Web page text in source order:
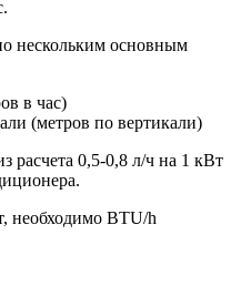
нескольким основным
в час)
(метров по вертикали)
расчета 0,5-0,8 л/ч на 1 кВт
необходимо BTU/h